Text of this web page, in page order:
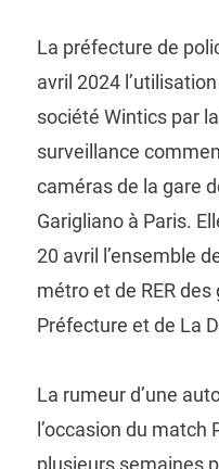
La préfecture de
avril 2024
société Wintics par la
surveillance
caméras de la gare
Garigliano à Paris.
20 avril l’ensemble
métro et de RER
Préfecture et de La
La rumeur d’une
l’occasion du match
plusieurs semaines